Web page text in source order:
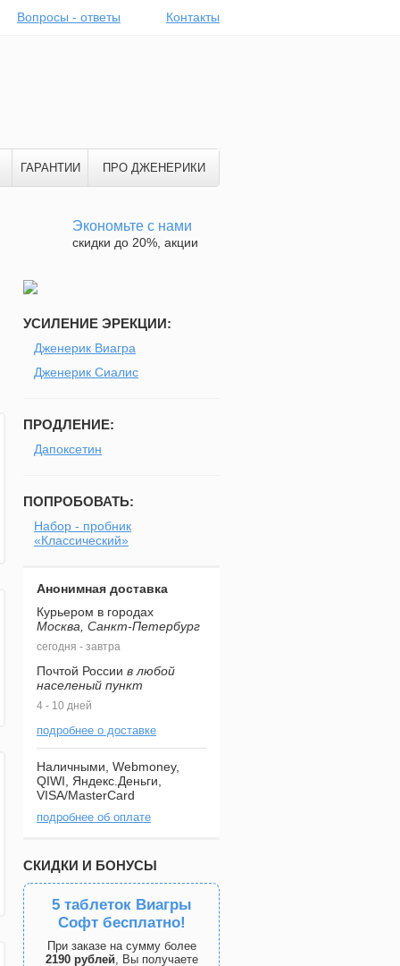
Вопросы - ответы Контакты
ГАРАНТИИ ПРО ДЖЕНЕРИКИ
Экономьте с нами
скидки до 20%, акции
УСИЛЕНИЕ ЭРЕКЦИИ:
Дженерик Виагра
Дженерик Сиалис
ПРОДЛЕНИЕ:
Дапоксетин
ПОПРОБОВАТЬ:
Набор - пробник
«Классический»
Анонимная доставка
Курьером в городах
Москва, Санкт-Петербург
сегодня - завтра
Почтой России в любой
населеный пункт
4 - 10 дней
подробнее о доставке
Наличными, Webmoney,
QIWI, Яндекс.Деньги,
VISA/MasterCard
подробнее об оплате
СКИДКИ И БОНУСЫ
5 таблеток Виагры
Софт бесплатно!
При заказе на сумму более
2190 рублей, Вы получаете